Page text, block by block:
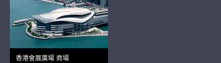
香港會展廣場 商場